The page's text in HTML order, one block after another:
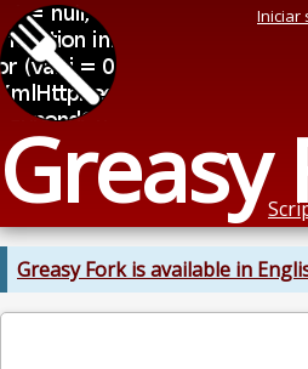
Greasy
Iniciar
Greasy Fork is available in